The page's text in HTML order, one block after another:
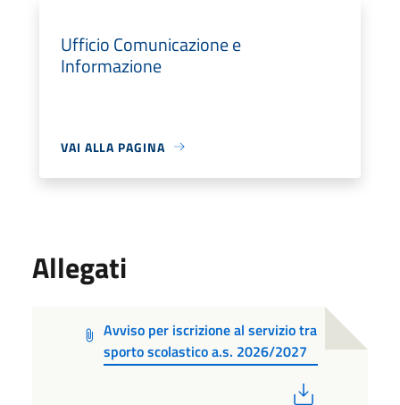
Ufficio Comunicazione e
Informazione
VAI ALLA PAGINA
Allegati
Avviso per iscrizione al servizio tra
sporto scolastico a.s. 2026/2027